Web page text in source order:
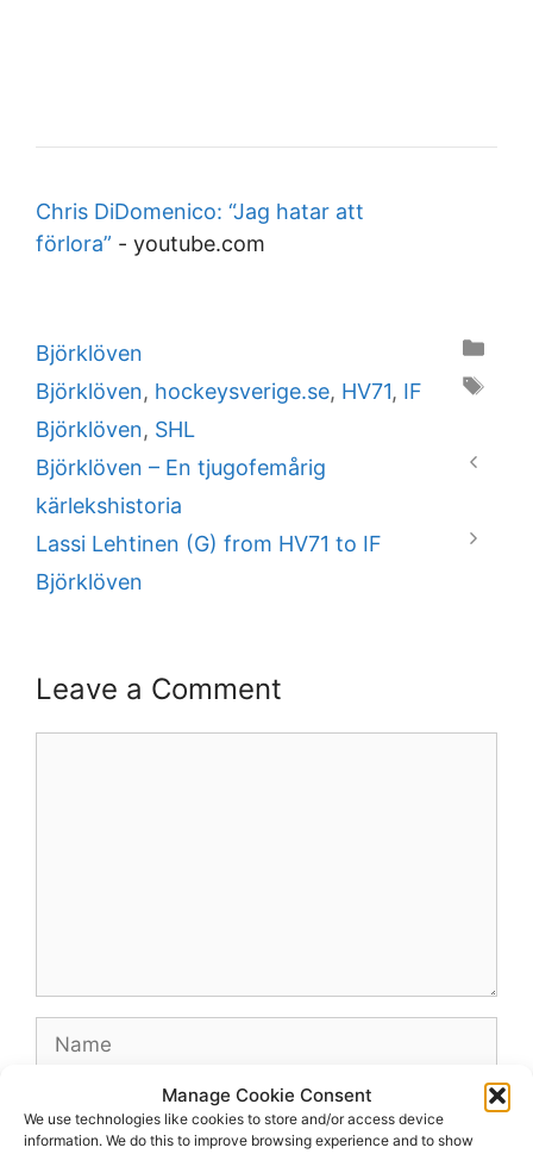
Manage Cookie Consent
We use technologies like cookies to store and/or access device
information. We do this to improve browsing experience and to show
Chris DiDomenico: “Jag hatar att
förlora” - youtube.com
Categories
Björklöven
Tags
Björklöven, hockeysverige.se, HV71, IF
Björklöven, SHL
Björklöven – En tjugofemårig
kärlekshistoria
Lassi Lehtinen (G) from HV71 to IF
Björklöven
Leave a Comment
Name